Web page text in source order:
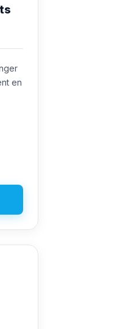
en